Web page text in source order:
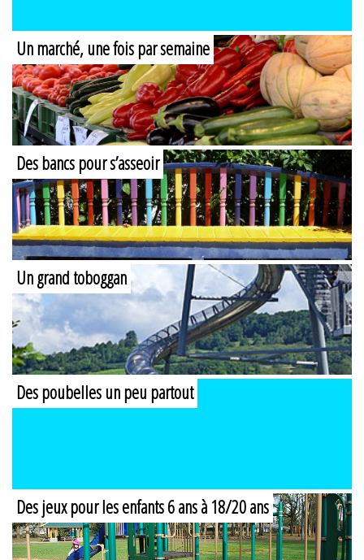
Un marché, une fois par semaine
Des bancs pour s’asseoir
Un grand toboggan
Des poubelles un peu partout
Des jeux pour les enfants 6 ans à 18/20 ans